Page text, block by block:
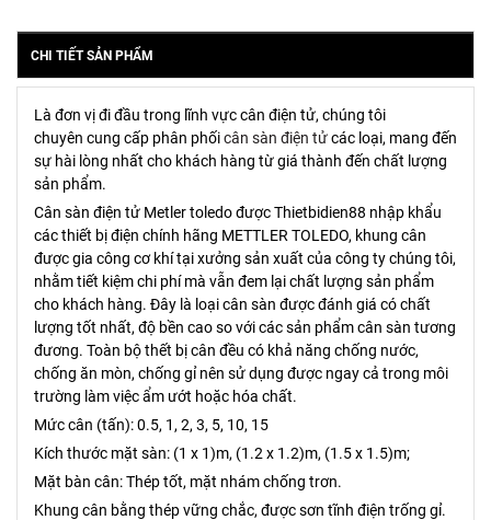
CHI TIẾT SẢN PHẨM
Là đơn vị đi đầu trong lĩnh vực cân điện tử, chúng tôi
chuyên cung cấp phân phốicân sàn điện tửcác loại, mang đến
sự hài lòng nhất cho khách hàng từ giá thành đến chất lượng
sản phẩm.
Cân sàn điện tử Metler toledo được Thietbidien88 nhập khẩu
các thiết bị điện chính hãng METTLER TOLEDO, khung cân
được gia công cơ khí tại xưởng sản xuất của công ty chúng tôi,
nhằm tiết kiệm chi phí mà vẫn đem lại chất lượng sản phẩm
cho khách hàng. Đây là loại cân sàn được đánh giá có chất
lượng tốt nhất, độ bền cao so với các sản phẩm cân sàn tương
đương. Toàn bộ thết bị cân đều có khả năng chống nước,
chống ăn mòn, chống gỉ nên sử dụng được ngay cả trong môi
trường làm việc ẩm ướt hoặc hóa chất.
Mức cân (tấn): 0.5, 1, 2, 3, 5, 10, 15
Kích thước mặt sàn: (1 x 1)m, (1.2 x 1.2)m, (1.5 x 1.5)m;
Mặt bàn cân: Thép tốt, mặt nhám chống trơn.
Khung cân bằng thép vững chắc, được sơn tĩnh điện trống gỉ.